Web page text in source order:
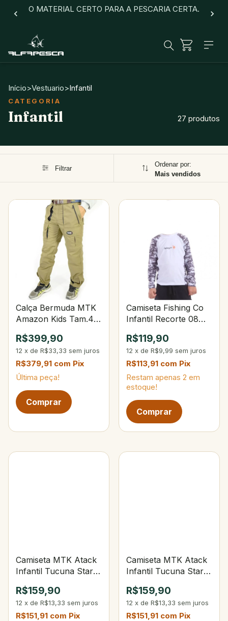
O MATERIAL CERTO PARA A PESCARIA CERTA.
Início>Vestuario>Infantil
Infantil 27 produtos
Filtrar
Ordenar por:
Mais vendidos
Calça Bermuda MTK
Amazon Kids Tam.4
R$399,90
12 x de R$33,33 sem juros
R$379,91 com Pix
Última peça!
Camiseta Fishing Co
Infantil Recorte 08
R$119,90
12 x de R$9,99 sem juros
R$113,91 com Pix
Restam apenas 2 em
estoque!
Camiseta MTK Atack
Infantil Tucuna Star
R$159,90
12 x de R$13,33 sem juros
R$151,91 com Pix
Camiseta MTK Atack
Infantil Tucuna Star
R$159,90
12 x de R$13,33 sem juros
R$151,91 com Pix